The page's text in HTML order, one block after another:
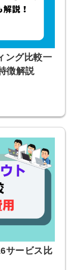
ング比較一
徴解説
サービス比